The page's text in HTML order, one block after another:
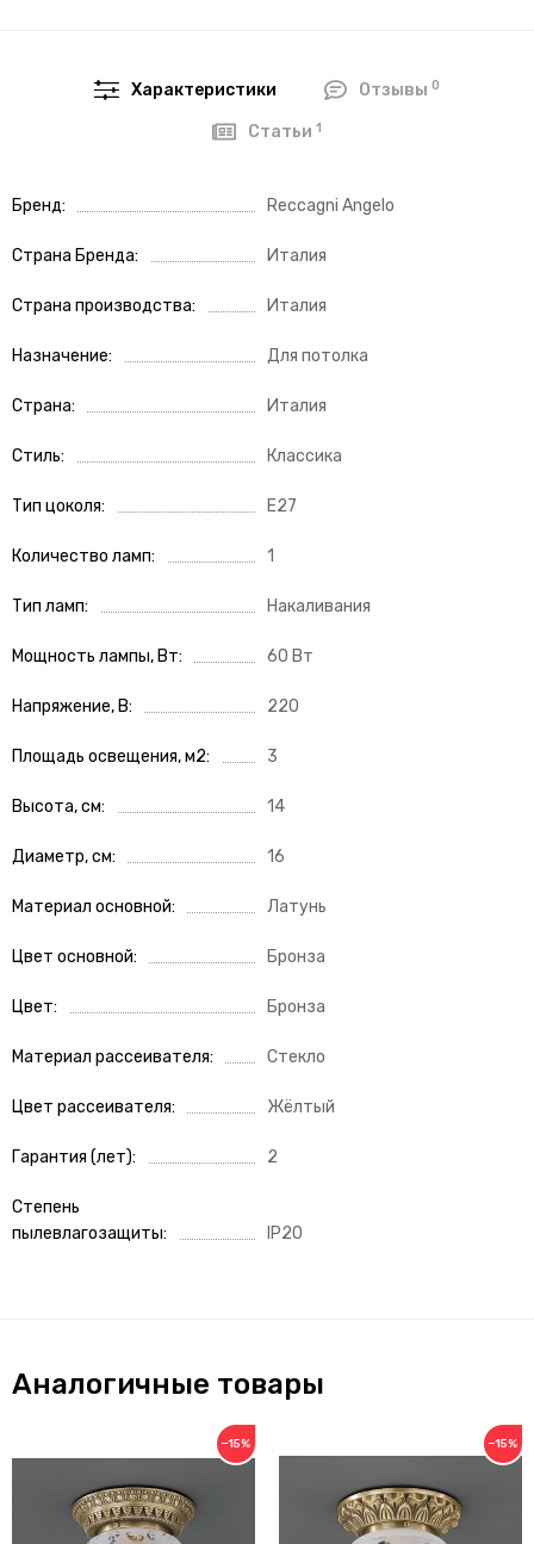
Характеристики Отзывы 0
Статьи1
Бренд Reccagni Angelo
Страна Бренда Италия
Страна производства Италия
Назначение Для потолка
Страна Италия
Стиль Классика
Тип цоколя E27
Количество ламп 1
Тип ламп Накаливания
Мощность лампы, Вт 60 Вт
Напряжение, В 220
Площадь освещения, м2 3
Высота, см 14
Диаметр, см 16
Материал основной Латунь
Цвет основной Бронза
Цвет Бронза
Материал рассеивателя Стекло
Цвет рассеивателя Жёлтый
Гарантия (лет) 2
Степень
пылевлагозащиты
IP20
Аналогичные товары
−15% −15%